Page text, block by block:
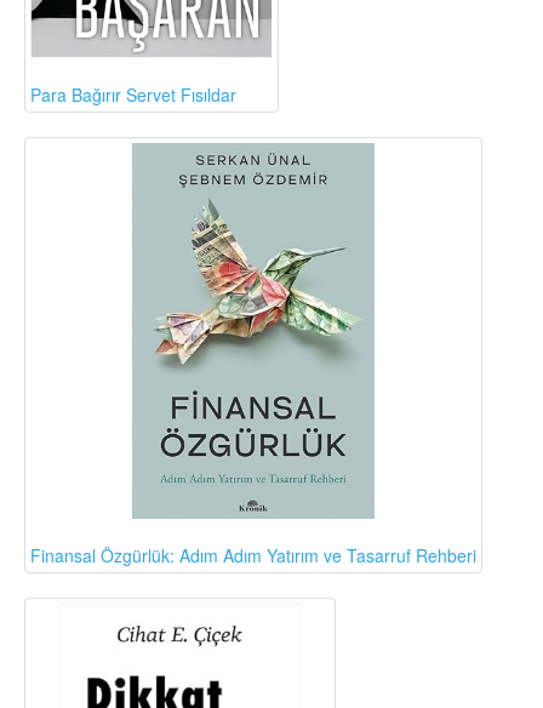
Para Bağırır Servet Fısıldar
Finansal Özgürlük: Adım Adım Yatırım ve Tasarruf Rehberi